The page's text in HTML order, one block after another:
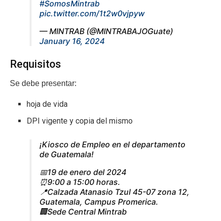
#SomosMintrab
pic.twitter.com/1t2w0vjpyw
— MINTRAB (@MINTRABAJOGuate)
January 16, 2024
Requisitos
Se debe presentar:
hoja de vida
DPI vigente y copia del mismo
¡Kiosco de Empleo en el departamento
de Guatemala!
📅19 de enero del 2024
⏰9:00 a 15:00 horas.
📍Calzada Atanasio Tzul 45-07 zona 12,
Guatemala, Campus Promerica.
🏢Sede Central Mintrab